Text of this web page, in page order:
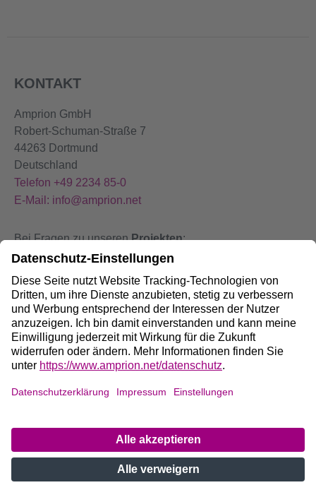
KONTAKT
Amprion GmbH
Robert-Schuman-Straße 7
44263 Dortmund
Deutschland
Telefon +49 2234 85-0
E-Mail: info@amprion.net
Bei Fragen zu unserenProjekten:
+49 800 584 9000
BeiStörungen an unseren Anlagen:
+49 800 490 4000
Social Media:
Datenschutz